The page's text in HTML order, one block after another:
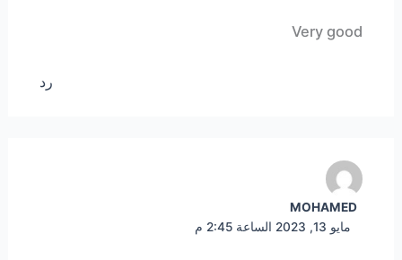
Very good
رد
MOHAMED
مايو 13, 2023 الساعة 2:45 م